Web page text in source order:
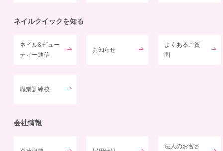
ネイルクイックを知る
ネイル&ビュー
ティー通信
お知らせ
よくあるご質
問
職業訓練校
会社情報
法人のお客さ